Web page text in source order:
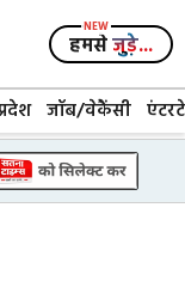
हमसेजुड़े...
जॉब/वेकैंसी